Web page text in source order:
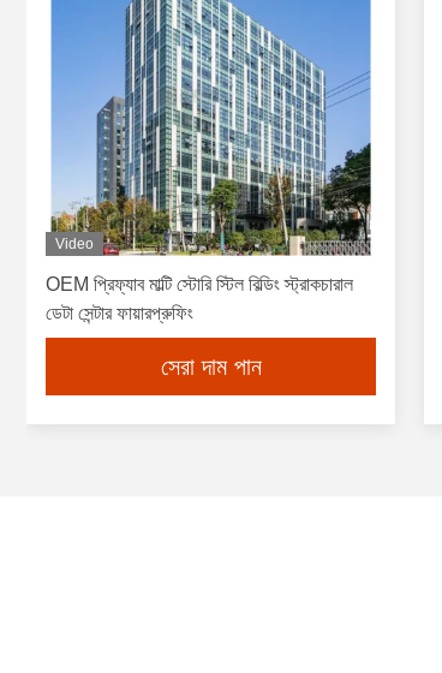
Video
OEM প্রিফ্যাব মাল্টি স্টোরি স্টিল বিল্ডিং স্ট্রাকচারাল
ডেটা সেন্টার ফায়ারপ্রুফিং
সেরা দাম পান